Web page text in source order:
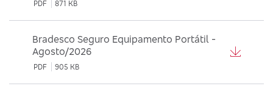
PDF 871 KB
Bradesco Seguro Equipamento Portátil -
Agosto/2026
PDF 905 KB